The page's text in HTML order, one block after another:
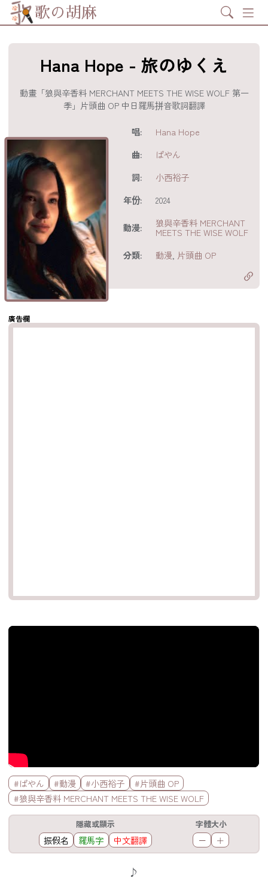
歌の胡麻 Search
Hana Hope - 旅のゆくえ
動畫「狼與辛香料 MERCHANT MEETS THE WISE WOLF 第一
季」片頭曲 OP 中日羅馬拼音歌詞翻譯
唱:
Hana Hope
曲:
ぱやん
詞:
小西裕子
年份:
2024
動漫: 狼與辛香料 MERCHANT
MEETS THE WISE WOLF
分類:
動漫 片頭曲 OP
分享至
享至 X
分享至
製鏈結
廣告欄
官方Youtube影片
標籤欄
#ぱやん #動漫 #小西裕子
#片頭曲 OP
#狼與辛香料 MERCHANT MEETS THE WISE WOLF
隱藏或顯示
振假名 羅馬字 中文翻譯
字體大小
－ ＋
♪